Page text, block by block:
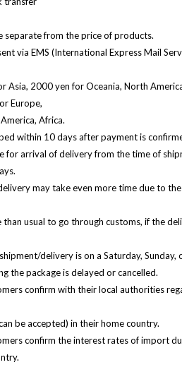
separate from the price of products.
via EMS (International Express Mail
Asia, 2000 yen for Oceania, North
Europe,
Africa.
within 10 days after payment is
for arrival of delivery from the time of
may take even more time due to
usual to go through customs, if the
delivery is on a Saturday, Sunday,
the package is delayed or cancelled.
confirm with their local authorities
be accepted) in their home country.
confirm the interest rates of import